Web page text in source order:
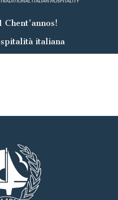
Chent'annos!
italiana